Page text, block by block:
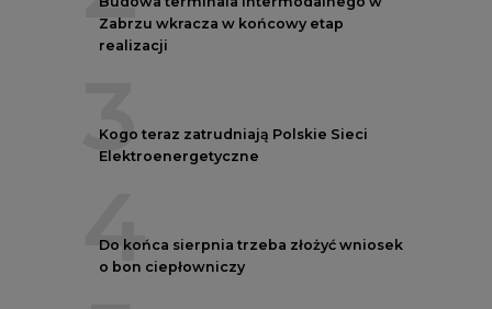
3
Kogo teraz zatrudniają Polskie Sieci
4
Do końca sierpnia trzeba złożyć wniosek
5
Przegląd najnowszych rekrutacji na